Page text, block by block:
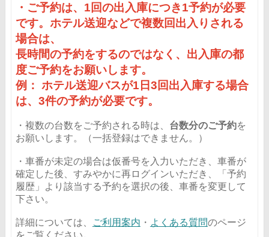
・ご予約は、1回の出入庫につき1予約が必要
です。ホテル送迎などで複数回出入りされる
場合は、
長時間の予約をするのではなく、出入庫の都
度ご予約をお願いします。
例： ホテル送迎バスが1日3回出入庫する場合
は、3件の予約が必要です。
・複数の台数をご予約される時は、 台数分のご予約を
お願いします。（一括登録はできません。）
・車番が未定の場合は仮番号を入力いただき、車番が
確定した後、すみやかに再ログインいただき、「予約
履歴」より該当する予約を選択の後、車番を変更して
下さい。
詳細については、 ご利用案内 ・ よくある質問のページ
をご覧ください。